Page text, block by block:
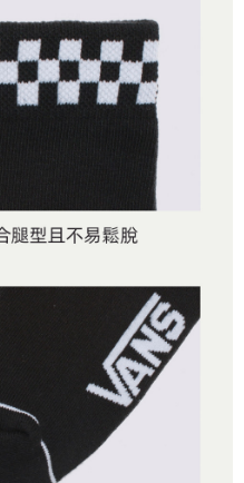
個別帳號之用戶狀況，依本公司即
不足之情形，本公司將視審查結果
訊註冊。若發現惡意使用之情形，
之使用額度並採取法律行動。